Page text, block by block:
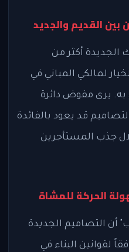
بين القديم والجديد
الجديدة أكثر من
لمالكي المباني في
به. يرى مفوض دائرة
قد يعود بالفائدة
جذب المستأجرين
الحركة للمشاة
التصاميم الجديدة
لقوانين البناء في